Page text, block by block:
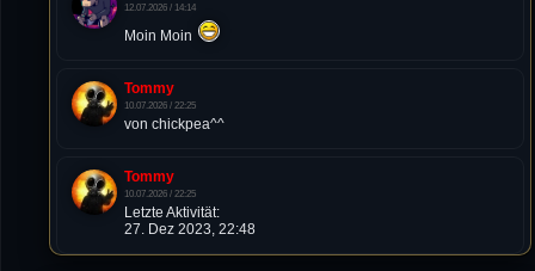
12.07.2026 / 14:14
Moin Moin
Tommy
10.07.2026 / 22:25
von chickpea^^
Tommy
10.07.2026 / 22:25
Letzte Aktivität:
27. Dez 2023, 22:48